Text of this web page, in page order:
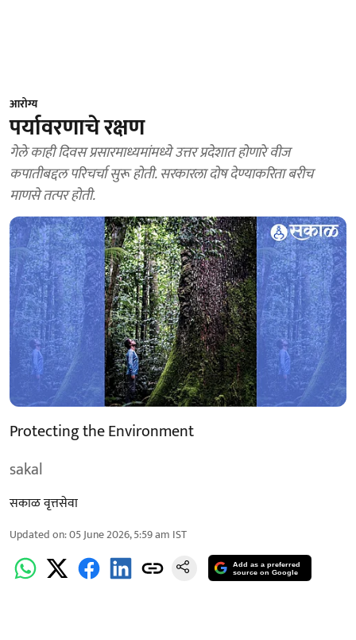
आरोग्य
पर्यावरणाचे रक्षण
गेले काही दिवस प्रसारमाध्यमांमध्ये उत्तर प्रदेशात होणारे वीज
कपातीबद्दल परिचर्चा सुरू होती. सरकारला दोष देण्याकरिता बरीच
माणसे तत्पर होती.
Protecting the Environment
sakal
सकाळ वृत्तसेवा
Updated on:05 June 2026, 5:59 am IST
Add as a preferred
source on Google